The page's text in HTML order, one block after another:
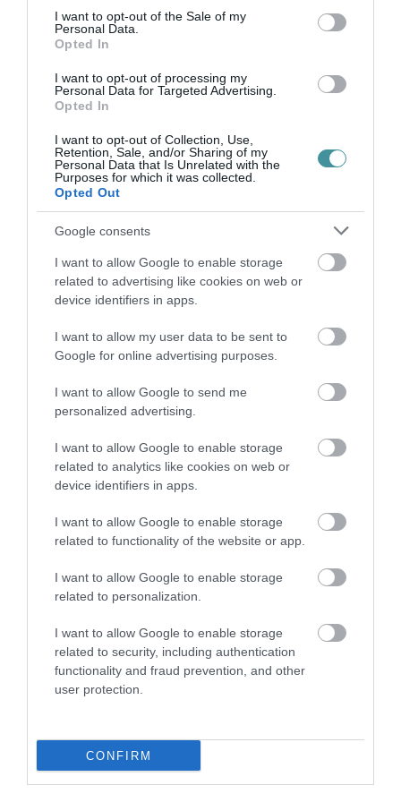
consent section.
I want to opt-out of the Sale of my
Personal Data.
Opted In
I want to opt-out of processing my
Personal Data for Targeted Advertising.
Opted In
I want to opt-out of Collection, Use,
Retention, Sale, and/or Sharing of my
Personal Data that Is Unrelated with the
Purposes for which it was collected.
Opted Out
Google consents
I want to allow Google to enable storage
related to advertising like cookies on web or
device identifiers in apps.
I want to allow my user data to be sent to
Google for online advertising purposes.
I want to allow Google to send me
personalized advertising.
I want to allow Google to enable storage
related to analytics like cookies on web or
device identifiers in apps.
I want to allow Google to enable storage
related to functionality of the website or app.
I want to allow Google to enable storage
related to personalization.
I want to allow Google to enable storage
related to security, including authentication
functionality and fraud prevention, and other
user protection.
CONFIRM
ÚJ MAGYAR KÜLÜGYI STRATÉGIA KÉSZÜL,
TELJES SZAKÍTÁS JÖN A...
AMIKÉRT ÉRDEMES MEGNÉZNI
TÖBB MINT EGY HÓNAP IS LEHET, MIRE
2026. augusztus 07 Mindenki ügye
DIGITÁLIS TANULÁS ELŐNYEI
2026. augusztus 07| Promóció
ÚJRAINDULNAK A KORÁBBAN
LEÁLLÍTOTT SZOLGÁLTATÁSOK AZ EGRI...
2026. augusztus 07|Eger ügye
TÍZ ÉVE NEM VOLT ILYEN ALACSONY AZ